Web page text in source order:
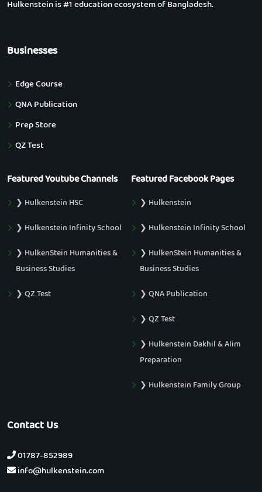
Hulkenstein is #1 education ecosystem of Bangladesh.
Businesses
Edge Course
QNA Publication
Prep Store
QZ Test
Featured Youtube Channels
❯ Hulkenstein HSC
❯ Hulkenstein Infinity School
❯ HulkenStein Humanities &
Business Studies
❯ QZ Test
Featured Facebook Pages
❯ Hulkenstein
❯ Hulkenstein Infinity School
❯ HulkenStein Humanities &
Business Studies
❯ QNA Publication
❯ QZ Test
❯ Hulkenstein Dakhil & Alim
Preparation
❯ Hulkenstein Family Group
Contact Us
01787-852989
info@hulkenstein.com